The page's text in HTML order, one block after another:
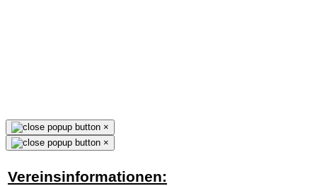
×
×
Vereinsinformationen: